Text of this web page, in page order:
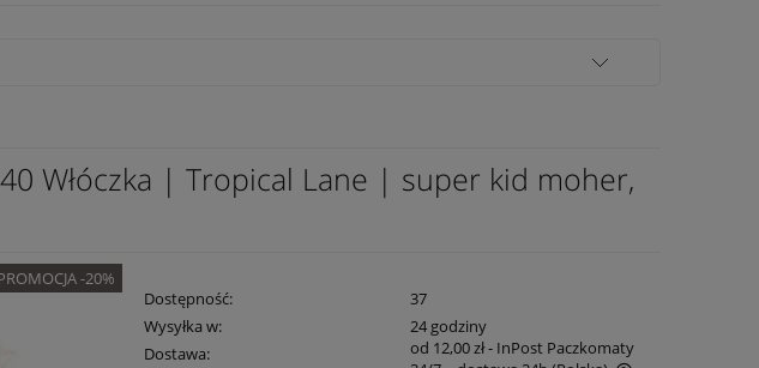
Włóczka | Tropical Lane | super kid moher,
-20%
Dostępność:
37
Wysyłka w:
24 godziny
Dostawa:
od 12,00 zł- InPost Paczkomaty